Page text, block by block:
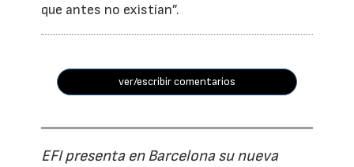
que antes no existían”.
ver/escribir comentarios
EFI presenta en Barcelona su nueva